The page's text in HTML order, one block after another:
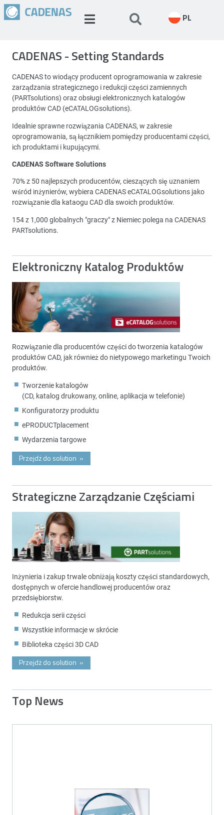
PL
CADENAS - Setting Standards
CADENAS to wiodący producent oprogramowania w zakresie
zarządzania strategicznego i redukcji części zamiennych
(PARTsolutions) oraz obsługi elektronicznych katalogów
produktów CAD (eCATALOGsolutions).
Idealnie sprawne rozwiązania CADENAS, w zakresie
oprogramowania, są łącznikiem pomiędzy producentami części,
ich produktami i kupującymi.
CADENAS Software Solutions
70% z 50 najlepszych producentów, cieszących się uznaniem
wśród inżynierów, wybiera CADENAS eCATALOGsolutions jako
rozwiązanie dla kataogu CAD dla swoich produktów.
154 z 1,000 globalnych "graczy" z Niemiec polega na CADENAS
PARTsolutions.
Elektroniczny Katalog Produktów
Rozwiązanie dla producentów części do tworzenia katalogów
produktów CAD, jak również do nietypowego marketingu Twoich
produktów.
Tworzenie katalogów
(CD, katalog drukowany, online, aplikacja w telefonie)
Konfiguratorzy produktu
ePRODUCTplacement
Wydarzenia targowe
Przejdż do solution »
Strategiczne Zarządzanie Częściami
Inżynieria i zakup trwale obniżają koszty części standardowych,
dostępnych w ofercie handlowej producentów oraz
przedsiębiorstw.
Redukcja serii części
Wszystkie informacje w skrócie
Biblioteka części 3D CAD
Przejdż do solution »
Top News